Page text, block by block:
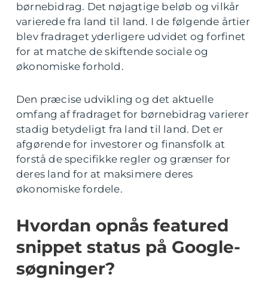
børnebidrag. Det nøjagtige beløb og vilkår
varierede fra land til land. I de følgende årtier
blev fradraget yderligere udvidet og forfinet
for at matche de skiftende sociale og
økonomiske forhold.
Den præcise udvikling og det aktuelle
omfang af fradraget for børnebidrag varierer
stadig betydeligt fra land til land. Det er
afgørende for investorer og finansfolk at
forstå de specifikke regler og grænser for
deres land for at maksimere deres
økonomiske fordele.
Hvordan opnås featured
snippet status på Google-
søgninger?